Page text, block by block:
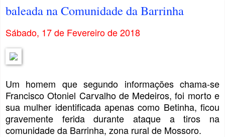
baleada na Comunidade da Barrinha
Sábado, 17 de Fevereiro de 2018
Um homem que segundo informações chama-se
Francisco Otoniel Carvalho de Medeiros, foi morto e
sua mulher identificada apenas como Betinha, ficou
gravemente ferida durante ataque a tiros na
comunidade da Barrinha, zona rural de Mossoro.